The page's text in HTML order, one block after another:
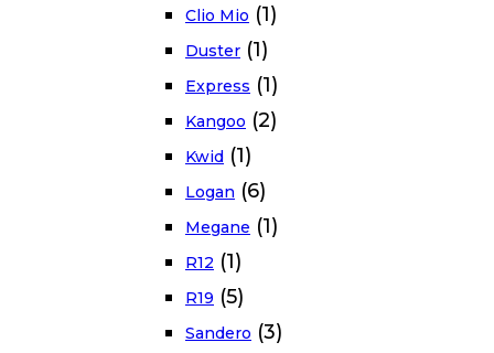
Clio Mio (1)
Duster (1)
Express (1)
Kangoo (2)
Kwid (1)
Logan (6)
Megane (1)
R12 (1)
R19 (5)
Sandero (3)